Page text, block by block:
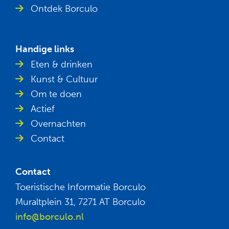
Ontdek Borculo
Handige links
Eten & drinken
Kunst & Cultuur
Om te doen
Actief
Overnachten
Contact
Contact
Toeristische Informatie Borculo
Muraltplein 31, 7271 AT Borculo
info@borculo.nl